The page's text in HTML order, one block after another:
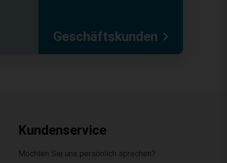
Geschäftskunden
Kundenservice
Möchten Sie uns persönlich sprechen?